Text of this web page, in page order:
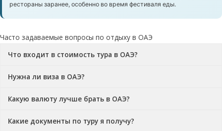
рестораны заранее, особенно во время фестиваля еды.
Часто задаваемые вопросы по отдыху в ОАЭ
Что входит в стоимость тура в ОАЭ?
Нужна ли виза в ОАЭ?
Какую валюту лучше брать в ОАЭ?
Какие документы по туру я получу?